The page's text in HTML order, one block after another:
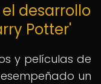
desarrollo
Potter'
y películas de
un